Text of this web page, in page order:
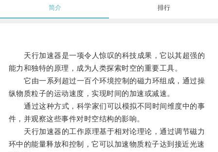
简介 排行
天行加速器是一项令人惊叹的科技成果，它以其超强的
能力和独特的原理，成为人类探索时空的重要工具。
它由一系列超过一百个环境控制的磁力环组成，通过操
纵物质粒子的运动速度，实现时间的加速或减速。
通过这种方式，科学家们可以模拟不同时间维度中的事
件，并观察这些事件对时空结构的影响。
天行加速器的工作原理基于相对论理论，通过调节磁力
环中的能量释放和控制，它可以加速物质粒子达到接近光速